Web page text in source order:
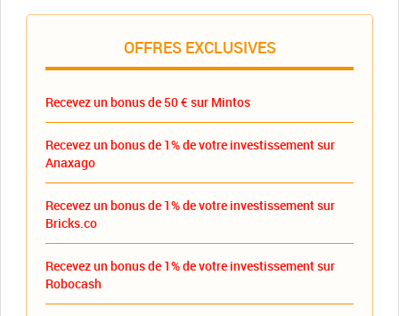
OFFRES EXCLUSIVES
Recevez un bonus de 50 € sur Mintos
Recevez un bonus de 1% de votre investissement sur
Anaxago
Recevez un bonus de 1% de votre investissement sur
Bricks.co
Recevez un bonus de 1% de votre investissement sur
Robocash